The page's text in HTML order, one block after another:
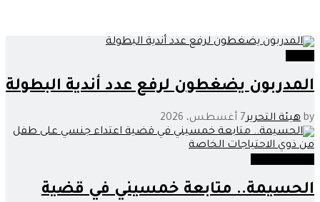
المدربون يضغطون لرفع عدد أندية البطولة
by هيئة التحرير7 أغسطس، 2026
الحسيمة.. متابعة خمسيني في قضية